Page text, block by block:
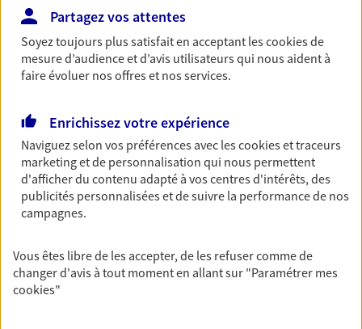
accident du quotidien. Avec Ma Protection
Accident, protégez votre qualité de vie et vos
revenus.
Découvrir l'offre Garantie Accidents de la Vie
Multirisque Entreprise
Gagnez en simplicité et en sérénité avec votre
assurance multirisque entreprise. Un contrat
équipements et stocks… sans oublier votre
responsabilité civile.
Découvrir l'offre Multirisque Entreprise
Partagez vos attentes
Soyez toujours plus satisfait en acceptant lescookiesde
mesure d’audience et d’avis utilisateurs qui nous aident à
faire évoluer nos offres et nos services.
Enrichissez votre expérience
Naviguez selon vos préférences avec lescookies et traceurs
marketing et de personnalisation qui nous permettent
d'afficher du contenu adapté à vos centres d'intérêts, des
publicités personnalisées et de suivre la performance de nos
campagnes.
Vous êtes libre de les accepter, de les refuser comme de
changer d'avis à tout moment en allant sur "Paramétrer mes
cookies"